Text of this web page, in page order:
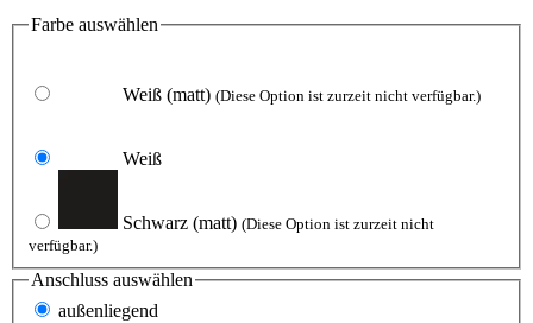
Farbe auswählen
Weiß (matt) (Diese Option ist zurzeit nicht verfügbar.)
Weiß
Schwarz (matt) (Diese Option ist zurzeit nicht
verfügbar.)
Anschluss auswählen
außenliegend